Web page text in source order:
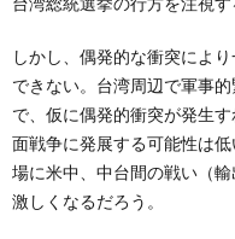
しかし、偶発的な衝突によ
できない。台湾周辺で軍事
で、仮に偶発的衝突が発生
面戦争に発展する可能性は
場に米中、中台間の戦い（
激しくなるだろう。